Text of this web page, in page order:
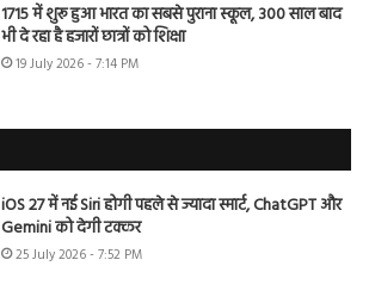
1715 में शुरू हुआ भारत का सबसे पुराना स्कूल, 300 साल बाद
भी दे रहा है हजारों छात्रों को शिक्षा
19 July 2026 - 7:14 PM
iOS 27 में नई Siri होगी पहले से ज्यादा स्मार्ट, ChatGPT और
Gemini को देगी टक्कर
25 July 2026 - 7:52 PM